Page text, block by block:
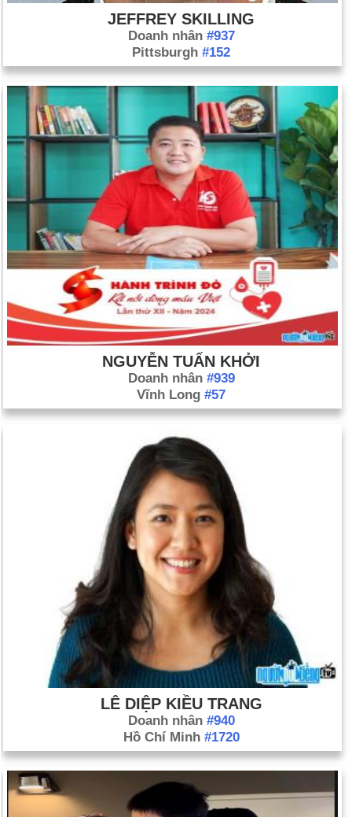
JEFFREY SKILLING
Doanh nhân #937
Pittsburgh #152
NGUYỄN TUẤN KHỞI
Doanh nhân #939
Vĩnh Long #57
LÊ DIỆP KIỀU TRANG
Doanh nhân #940
Hồ Chí Minh #1720